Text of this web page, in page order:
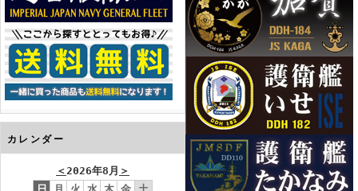
カレンダー
＜2026年8月 ＞